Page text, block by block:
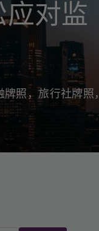
对监
照，旅行社牌照，